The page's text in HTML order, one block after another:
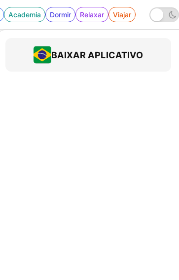
Academia Dormir Relaxar Viajar
BAIXAR APLICATIVO